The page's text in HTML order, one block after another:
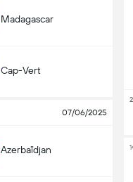
Madagascar
Cap-Vert
07/06/2025
Azerbaïdjan